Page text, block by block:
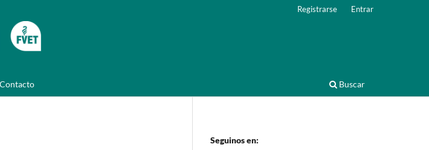
Contacto Buscar
Registrarse Entrar
Seguinos en: